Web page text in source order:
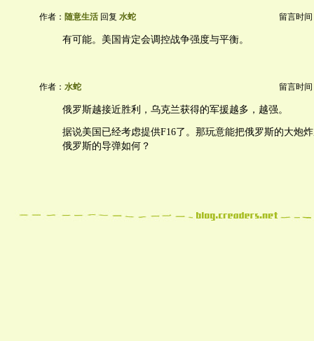
作者： 随意生活 回复 水蛇 留言时间
有可能。美国肯定会调控战争强度与平衡。
作者： 水蛇 留言时间
俄罗斯越接近胜利，乌克兰获得的军援越多，越强。
据说美国已经考虑提供F16了。那玩意能把俄罗斯的大炮
俄罗斯的导弹如何？